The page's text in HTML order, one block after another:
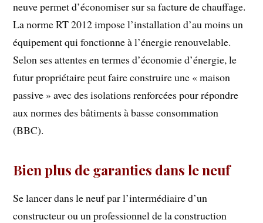
neuve permet d’économiser sur sa facture de chauffage.
La norme RT 2012 impose l’installation d’au moins un
équipement qui fonctionne à l’énergie renouvelable.
Selon ses attentes en termes d’économie d’énergie, le
futur propriétaire peut faire construire une « maison
passive » avec des isolations renforcées pour répondre
aux normes des bâtiments à basse consommation
(BBC).
Bien plus de garanties dans le neuf
Se lancer dans le neuf par l’intermédiaire d’un
constructeur ou un professionnel de la construction